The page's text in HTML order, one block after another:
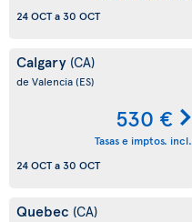
24 OCTa 30 OCT
Calgary (CA)
de Valencia(ES)
530 €
Tasas e imptos. incl.
24 OCTa 30 OCT
Quebec (CA)